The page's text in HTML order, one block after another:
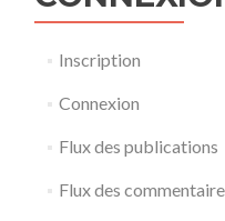
Inscription
Connexion
Flux des publications
Flux des